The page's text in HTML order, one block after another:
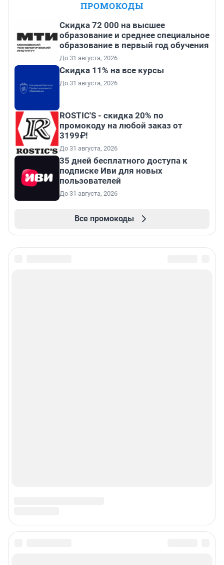
ПРОМОКОДЫ
Скидка 72 000 на высшее
образование и среднее специальное
образование в первый год обучения
До 31 августа, 2026
Скидка 11% на все курсы
До 31 августа, 2026
ROSTIC'S - скидка 20% по
промокоду на любой заказ от
3199₽!
До 31 августа, 2026
35 дней бесплатного доступа к
подписке Иви для новых
пользователей
До 31 августа, 2026
Все промокоды